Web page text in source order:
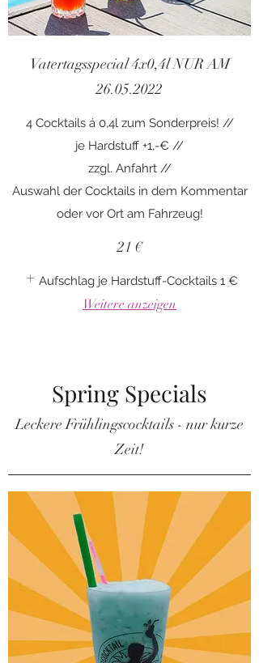
Vatertagsspecial 4x0,4l NUR AM
26.05.2022
4 Cocktails á 0,4l zum Sonderpreis! //
je Hardstuff +1,-€ //
zzgl. Anfahrt //
Auswahl der Cocktails in dem Kommentar
21 €
Aufschlag je Hardstuff-Cocktails 1 €
Weitere anzeigen
Spring Specials
Leckere Frühlingscocktails - nur kurze
Zeit!